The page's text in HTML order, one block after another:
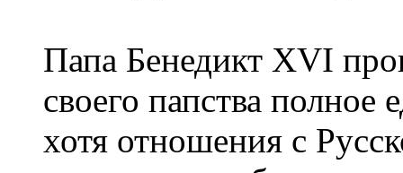
Папа Бенедикт XVI
своего папства
хотя отношения с